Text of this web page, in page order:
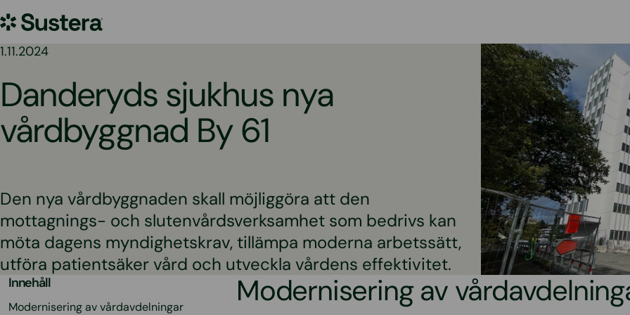
till
Sustera
Sweden
1.11.2024
Danderyds sjukhus nya
vårdbyggnad By 61
Den nya vårdbyggnaden skall möjliggöra att den
mottagnings- och slutenvårdsverksamhet som bedrivs kan
möta dagens myndighetskrav, tillämpa moderna arbetssätt,
utföra patientsäker vård och utveckla vårdens effektivitet.
Innehåll
Modernisering av vårdavdelningar Modernisering av